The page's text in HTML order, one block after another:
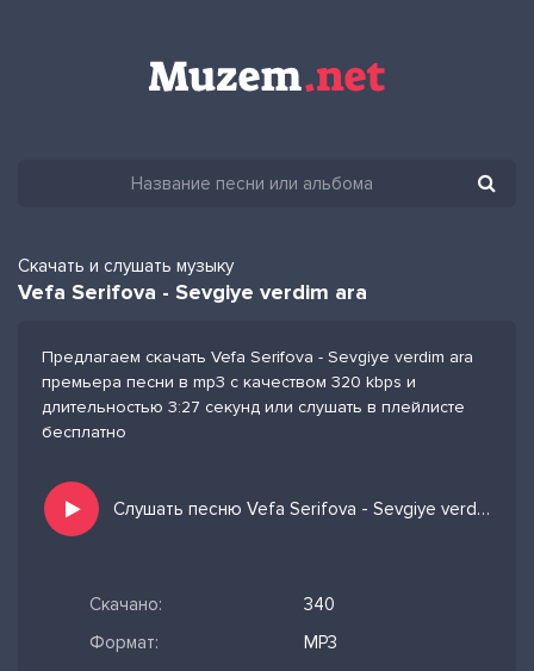
Скачать и слушать музыку
Vefa Serifova - Sevgiye verdim ara
Предлагаем скачать Vefa Serifova - Sevgiye verdim ara
премьера песни в mp3 с качеством 320 kbps и
длительностью 3:27 секунд или слушать в плейлисте
бесплатно
Слушать песню Vefa Serifova - Sevgiye verdim ara и добавить в избранных
Скачано:
340
Формат:
MP3